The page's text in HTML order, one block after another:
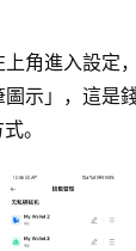
角進入設定
示」，這是
。